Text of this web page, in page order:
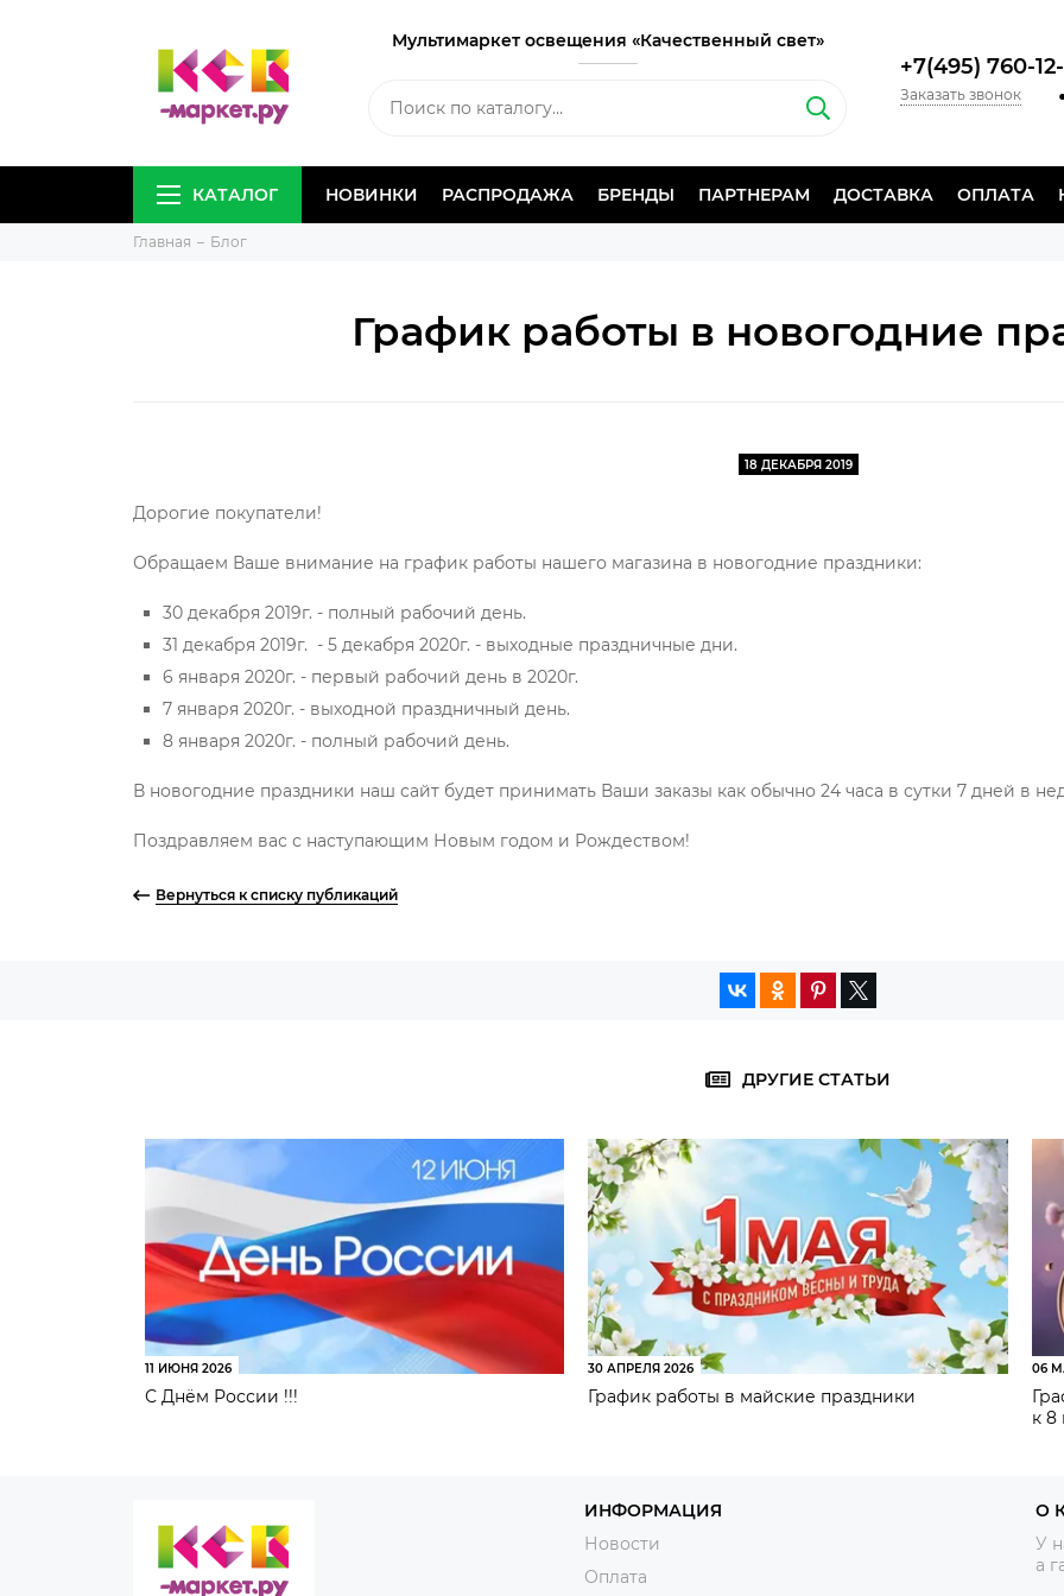
Мультимаркет освещения «Качественный свет»
+7(495) 760-
Заказать звонок
КАТАЛОГ НОВИНКИ РАСПРОДАЖА БРЕНДЫ ПАРТНЕРАМ ДОСТАВКА ОПЛАТА
Главная Блог
График работы в новогодние
18 ДЕКАБРЯ 2019
Дорогие покупатели!
Обращаем Ваше внимание на график работы нашего магазина в новогодние праздники:
30 декабря 2019г. - полный рабочий день.
31 декабря 2019г. - 5 декабря 2020г. - выходные праздничные дни.
6 января 2020г. - первый рабочий день в 2020г.
7 января 2020г. - выходной праздничный день.
8 января 2020г. - полный рабочий день.
В новогодние праздники наш сайт будет принимать Ваши заказы как обычно 24 часа в сутки 7 дней в
Поздравляем вас с наступающим Новым годом и Рождеством!
Вернуться к списку публикаций
ДРУГИЕ СТАТЬИ
11 ИЮНЯ 2026
С Днём России !!!
30 АПРЕЛЯ 2026
График работы в майские праздники
06
к 8
ИНФОРМАЦИЯ
Новости
Оплата
О
У
а